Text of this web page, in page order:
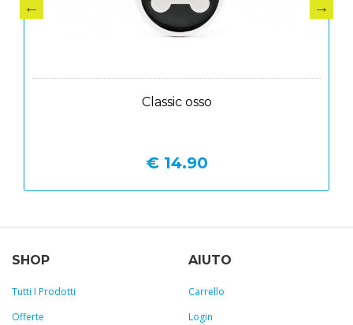
Classic osso
€ 14.90
SHOP
Tutti I Prodotti
Offerte
AIUTO
Carrello
Login